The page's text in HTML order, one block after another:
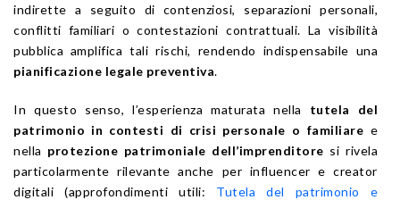
indirette a seguito di contenziosi, separazioni personali,
conflitti familiari o contestazioni contrattuali. La visibilità
pubblica amplifica tali rischi, rendendo indispensabile una
pianificazione legale preventiva.
In questo senso, l’esperienza maturata nella tutela del
patrimonio in contesti di crisi personale o familiare e
nella protezione patrimoniale dell’imprenditore si rivela
particolarmente rilevante anche per influencer e creator
digitali (approfondimenti utili: Tutela del patrimonio e